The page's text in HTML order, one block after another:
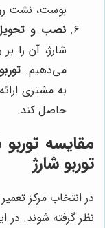
بوست، نشت
نصب و
شارژ، آن را
می‌دهیم.
به مشتری
حاصل کند.
مقایسه توربو
توربو شارژ
در انتخاب مرکز
نظر گرفته شوند. در